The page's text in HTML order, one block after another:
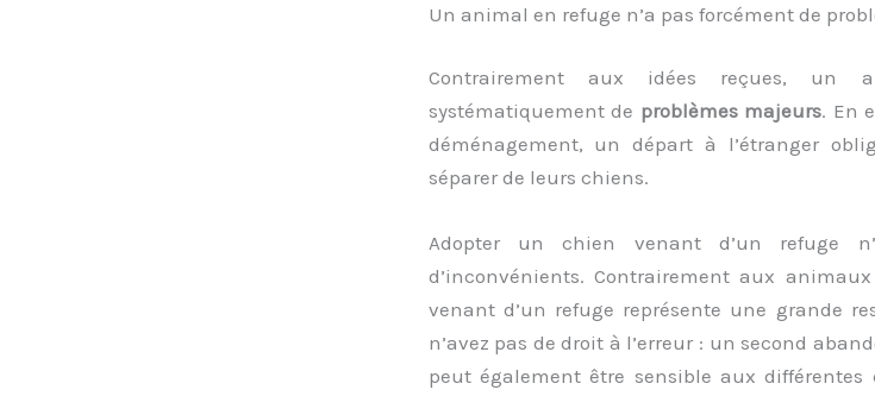
Un animal en refuge n’a pas forcément de
Contrairement aux idées reçues, un
systématiquement de problèmes majeurs. En
déménagement, un départ à l’étranger
séparer de leurs chiens.
Adopter un chien venant d’un refuge
d’inconvénients. Contrairement aux
venant d’un refuge représente une grande
n’avez pas de droit à l’erreur : un second
peut également être sensible aux